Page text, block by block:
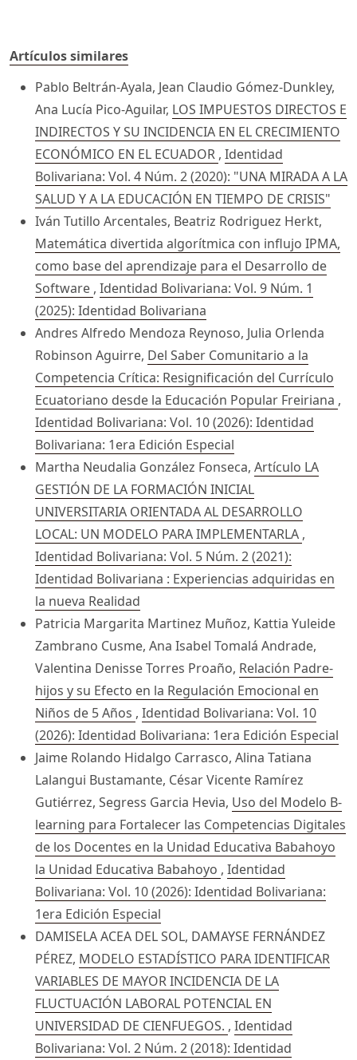
Artículos similares
Pablo Beltrán-Ayala, Jean Claudio Gómez-Dunkley,
Ana Lucía Pico-Aguilar, LOS IMPUESTOS DIRECTOS E
INDIRECTOS Y SU INCIDENCIA EN EL CRECIMIENTO
ECONÓMICO EN EL ECUADOR , Identidad
Bolivariana: Vol. 4 Núm. 2 (2020): "UNA MIRADA A LA
SALUD Y A LA EDUCACIÓN EN TIEMPO DE CRISIS"
Iván Tutillo Arcentales, Beatriz Rodriguez Herkt,
Matemática divertida algorítmica con influjo IPMA,
como base del aprendizaje para el Desarrollo de
Software , Identidad Bolivariana: Vol. 9 Núm. 1
(2025): Identidad Bolivariana
Andres Alfredo Mendoza Reynoso, Julia Orlenda
Robinson Aguirre, Del Saber Comunitario a la
Competencia Crítica: Resignificación del Currículo
Ecuatoriano desde la Educación Popular Freiriana ,
Identidad Bolivariana: Vol. 10 (2026): Identidad
Bolivariana: 1era Edición Especial
Martha Neudalia González Fonseca, Artículo LA
GESTIÓN DE LA FORMACIÓN INICIAL
UNIVERSITARIA ORIENTADA AL DESARROLLO
LOCAL: UN MODELO PARA IMPLEMENTARLA ,
Identidad Bolivariana: Vol. 5 Núm. 2 (2021):
Identidad Bolivariana : Experiencias adquiridas en
la nueva Realidad
Patricia Margarita Martinez Muñoz, Kattia Yuleide
Zambrano Cusme, Ana Isabel Tomalá Andrade,
Valentina Denisse Torres Proaño, Relación Padre-
hijos y su Efecto en la Regulación Emocional en
Niños de 5 Años , Identidad Bolivariana: Vol. 10
(2026): Identidad Bolivariana: 1era Edición Especial
Jaime Rolando Hidalgo Carrasco, Alina Tatiana
Lalangui Bustamante, César Vicente Ramírez
Gutiérrez, Segress Garcia Hevia, Uso del Modelo B-
learning para Fortalecer las Competencias Digitales
de los Docentes en la Unidad Educativa Babahoyo
la Unidad Educativa Babahoyo , Identidad
Bolivariana: Vol. 10 (2026): Identidad Bolivariana:
1era Edición Especial
DAMISELA ACEA DEL SOL, DAMAYSE FERNÁNDEZ
PÉREZ, MODELO ESTADÍSTICO PARA IDENTIFICAR
VARIABLES DE MAYOR INCIDENCIA DE LA
FLUCTUACIÓN LABORAL POTENCIAL EN
UNIVERSIDAD DE CIENFUEGOS. , Identidad
Bolivariana: Vol. 2 Núm. 2 (2018): Identidad